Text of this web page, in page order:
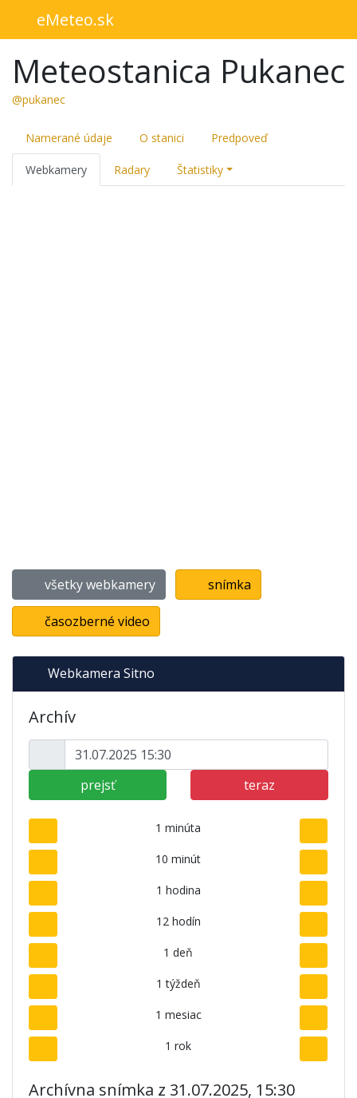
eMeteo.sk
Meteostanica Pukanec
@pukanec
Namerané údaje O stanici Predpoveď
Webkamery Radary Štatistiky
všetky webkamery snímka
časozberné video
Webkamera Sitno
Archív
prejsť teraz
1 minúta
10 minút
1 hodina
12 hodín
1 deň
1 týždeň
1 mesiac
1 rok
Archívna snímka z 31.07.2025, 15:30